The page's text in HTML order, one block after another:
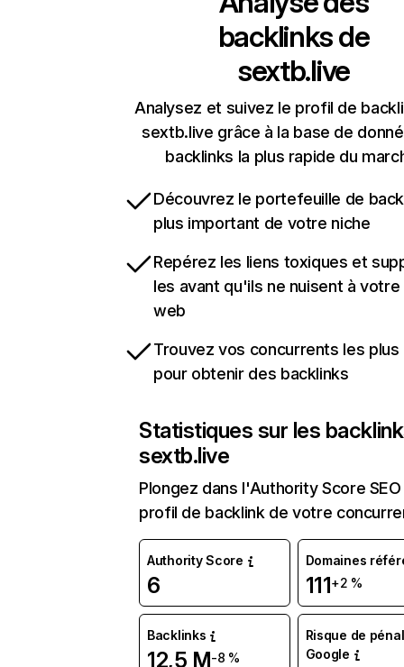
backlinks de
sextb.live
Analysez et suivez le profil de
sextb.live grâce à la base de
backlinks la plus rapide du
Découvrez le portefeuille de
plus important de votre niche
Repérez les liens toxiques et
les avant qu'ils ne nuisent à
web
Trouvez vos concurrents les
pour obtenir des backlinks
Statistiques sur les
sextb.live
Plongez dans l'Authority Score
profil de backlink de votre
Authority Score
6
Domaines
111+2 %
Backlinks
12,5 M-8 %
Risque de
Google